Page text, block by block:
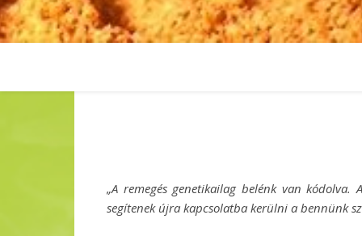
„A remegés genetikailag belénk van
segítenek újra kapcsolatba kerülni a bennünk